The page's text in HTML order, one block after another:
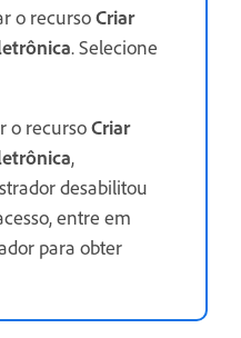
o recursoCriar
. Selecione
o recursoCriar
,
desabilitou
entre em
para obter